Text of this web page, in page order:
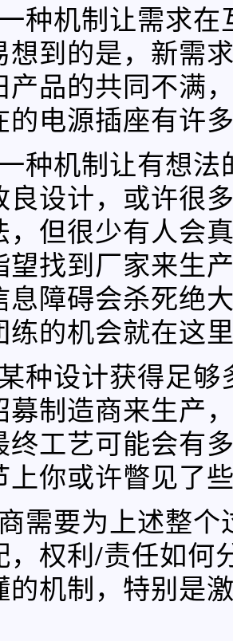
种机制让需求在
想到的是，新需
产品的共同不满
的电源插座有许
种机制让有想法
良设计，或许很
，但很少有人会
望找到厂家来生
息障碍会杀死绝
练的机会就在这
种设计获得足够
募制造商来生产
终工艺可能会有
上你或许瞥见了
需要为上述整个
，权利/责任如何
的机制，特别是